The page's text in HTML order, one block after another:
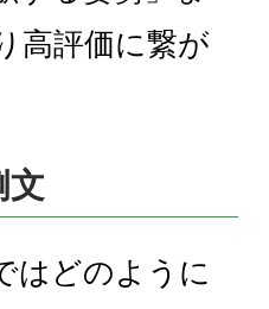
高評価に繋が
文
はどのように